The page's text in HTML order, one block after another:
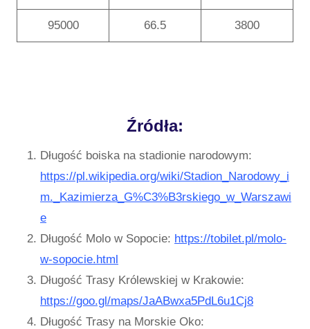
95000 66.5 3800
Źródła:
Długość boiska na stadionie narodowym:
https://pl.wikipedia.org/wiki/Stadion_Narodowy_i
m._Kazimierza_G%C3%B3rskiego_w_Warszawi
e
Długość Molo w Sopocie: https://tobilet.pl/molo-
w-sopocie.html
Długość Trasy Królewskiej w Krakowie:
https://goo.gl/maps/JaABwxa5PdL6u1Cj8
Długość Trasy na Morskie Oko: